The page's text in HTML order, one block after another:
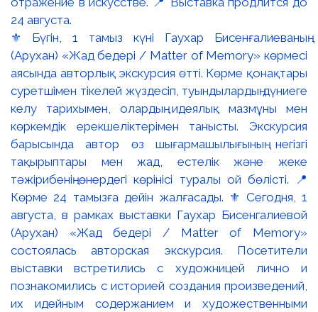
⚜️ Бүгін, 1 тамыз күні Гаухар Бисенғалиеваның
(Арухан) «Жад бедері / Matter of Memory» көрмесі
аясында авторлық экскурсия өтті. Көрме қонақтары
суретшімен тікелей жүздесіп, туындылардың дүниеге
келу тарихымен, олардың идеялық мазмұны мен
көркемдік ерекшеліктерімен танысты. Экскурсия
барысында автор өз шығармашылығының негізгі
тақырыптары мен жад, естелік және жеке
тәжірибенің өнердегі көрінісі туралы ой бөлісті. 📍
Көрме 24 тамызға дейін жалғасады. ⚜️ Сегодня, 1
августа, в рамках выставки Гаухар Бисенгалиевой
(Арухан) «Жад бедері / Matter of Memory»
состоялась авторская экскурсия. Посетители
выставки встретились с художницей лично и
познакомились с историей создания произведений,
их идейным содержанием и художественными